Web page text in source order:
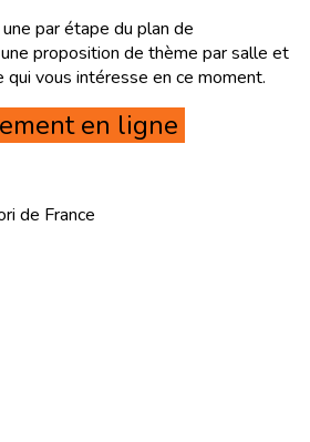
par étape du plan de
proposition de thème par salle et
qui vous intéresse en ce moment.
en ligne
de France